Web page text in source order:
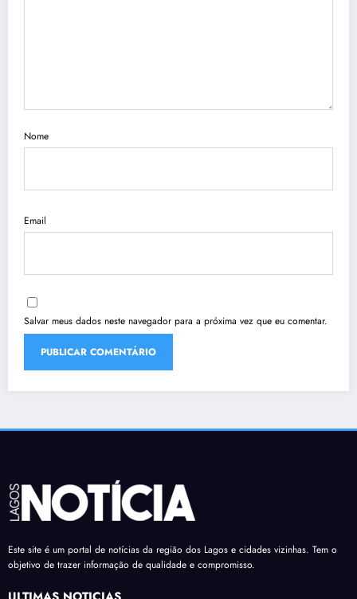
Nome
Email
Salvar meus dados neste navegador para a próxima vez que eu comentar.
Este site é um portal de notícias da região dos Lagos e cidades vizinhas. Tem o
objetivo de trazer informação de qualidade e compromisso.